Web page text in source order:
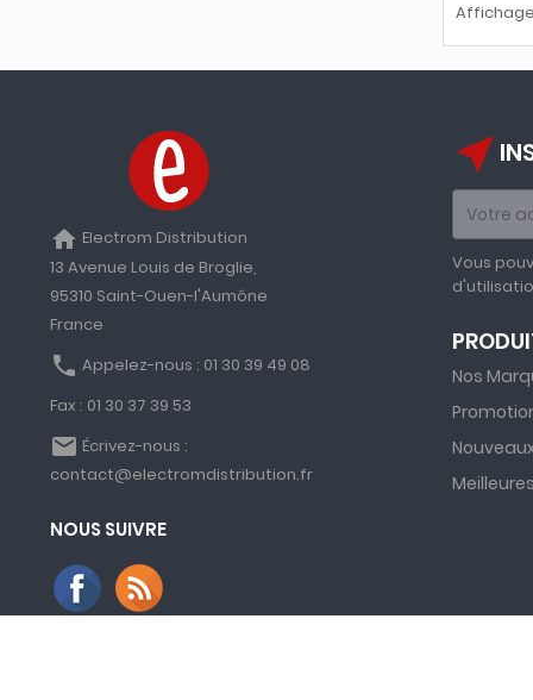
Affichage
home Electrom Distribution
13 Avenue Louis de Broglie,
95310 Saint-Ouen-l'Aumône
France
phone Appelez-nous : 01 30 39 49 08
Fax : 01 30 37 39 53
email Écrivez-nous :
contact@electromdistribution.fr
NOUS SUIVRE
near_me
Vous
Nos